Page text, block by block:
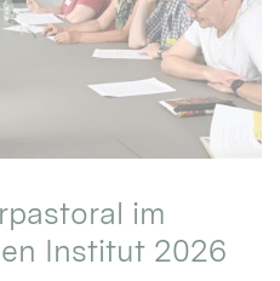
im
Institut 2026